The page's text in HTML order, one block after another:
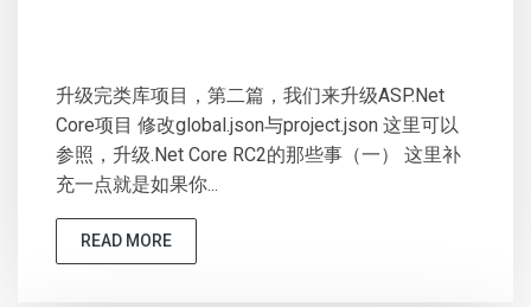
升级完类库项目，第二篇，我们来升级ASP.Net
Core项目 修改global.json与project.json 这里可以
参照，升级.Net Core RC2的那些事（一） 这里补
充一点就是如果你...
READ MORE